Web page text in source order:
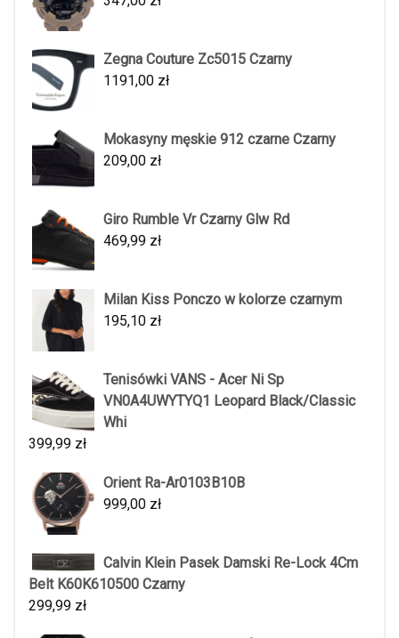
Zegna Couture Zc5015 Czarny
1191,00 zł
Mokasyny męskie 912 czarne Czarny
209,00 zł
Giro Rumble Vr Czarny Glw Rd
469,99 zł
Milan Kiss Ponczo w kolorze czarnym
195,10 zł
Tenisówki VANS - Acer Ni Sp
VN0A4UWYTYQ1 Leopard Black/Classic
Whi
399,99 zł
Orient Ra-Ar0103B10B
999,00 zł
Calvin Klein Pasek Damski Re-Lock 4Cm
Belt K60K610500 Czarny
299,99 zł